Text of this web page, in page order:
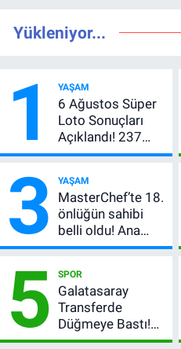
Yükleniyor...
1 YAŞAM
6 Ağustos Süper
Loto Sonuçları
Açıklandı! 237
Milyon TL’lik
3 YAŞAM
MasterChef’te 18.
önlüğün sahibi
belli oldu! Ana
kadroya giren
oldu?
5 SPOR
Galatasaray
Transferde
Düğmeye Bastı!
Leao, Camavinga